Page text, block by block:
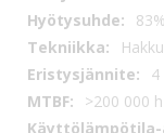
83%
4
>200 000 h